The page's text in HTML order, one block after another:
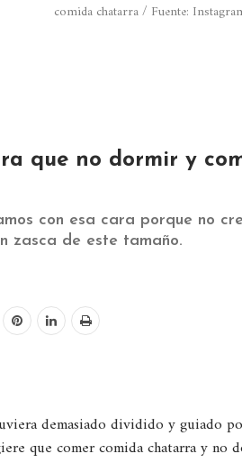
comida chatarra / Fuente:
que no dormir y
con esa cara porque no
zasca de este tamaño.
demasiado dividido y guiado
que comer comida chatarra y